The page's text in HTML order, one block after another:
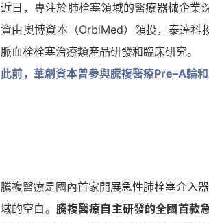
近日，專注於肺栓塞領域的醫療器械企業
資由奧博資本（OrbiMed）領投，泰達科
脈血栓栓塞治療類產品研發和臨床研究。
此前，華創資本曾參與騰複醫療Pre–A輪
騰複醫療是國內首家開展急性肺栓塞介入
域的空白。 騰複醫療自主研發的全國首款